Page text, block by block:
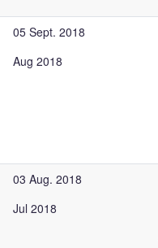
05 Sept. 2018
Aug 2018
03 Aug. 2018
Jul 2018